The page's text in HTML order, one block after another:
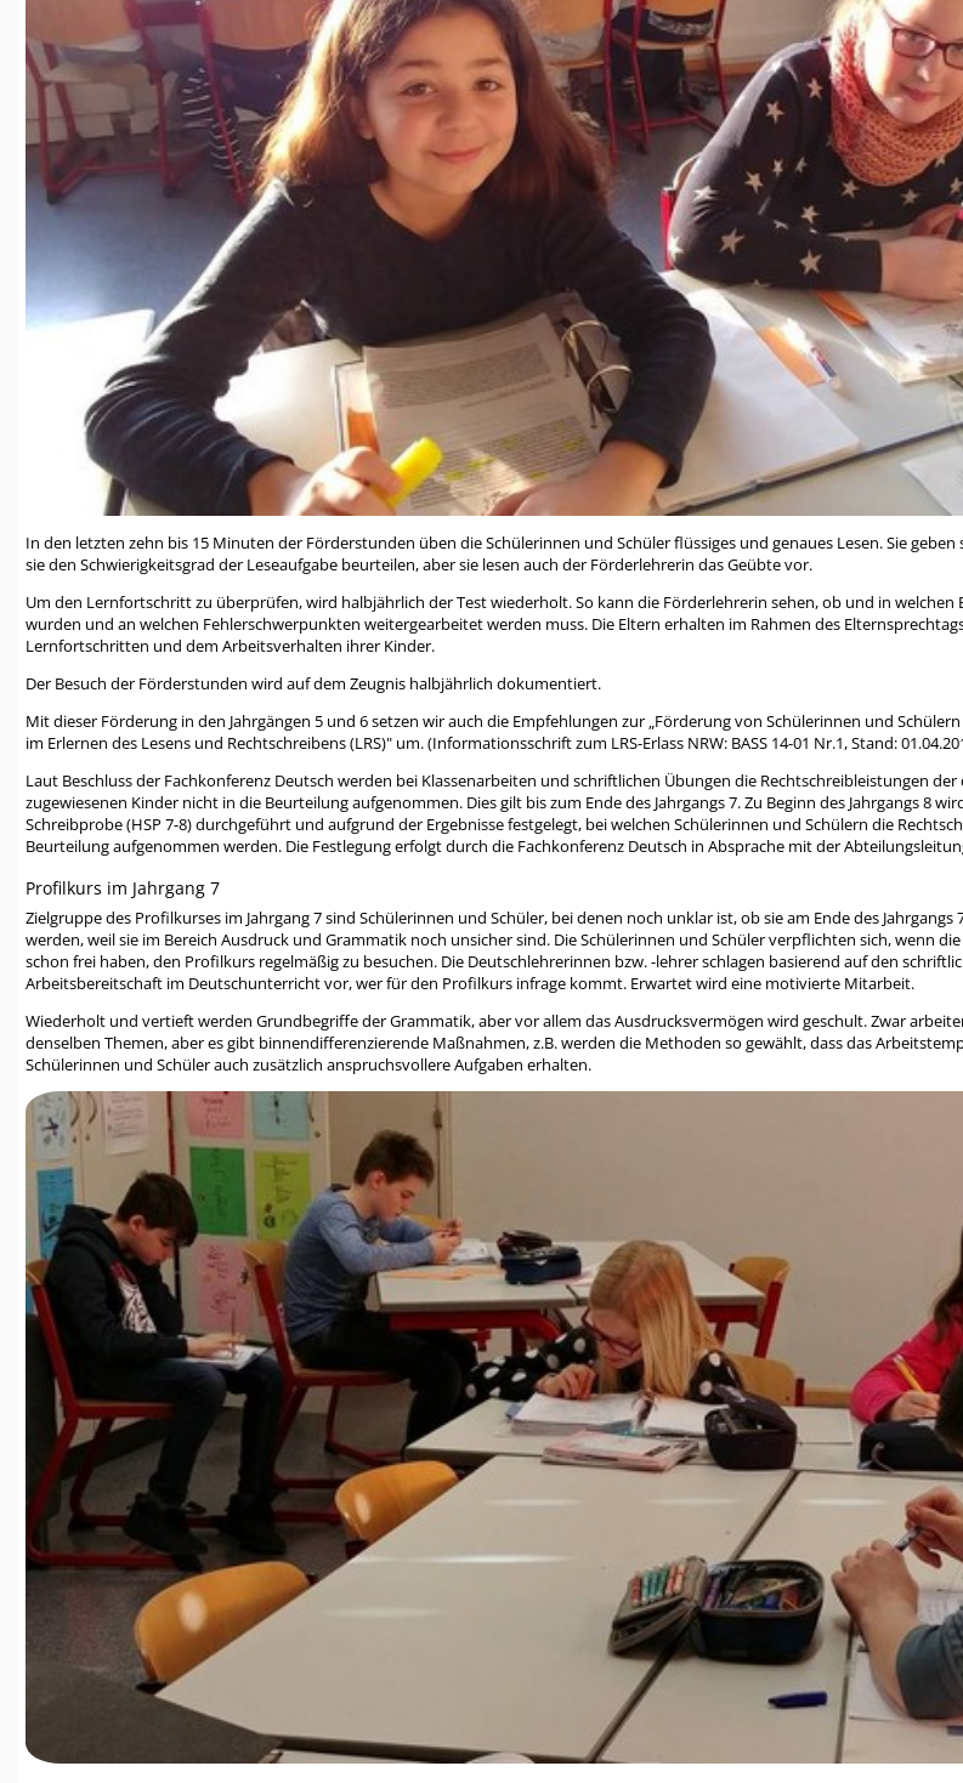
In den letzten zehn bis 15 Minuten der Förderstunden üben die Schülerinnen und Schüler flüssiges und genaues Lesen. Sie geben
sie den Schwierigkeitsgrad der Leseaufgabe beurteilen, aber sie lesen auch der Förderlehrerin das Geübte vor.
Um den Lernfortschritt zu überprüfen, wird halbjährlich der Test wiederholt. So kann die Förderlehrerin sehen, ob und in welchen
wurden und an welchen Fehlerschwerpunkten weitergearbeitet werden muss. Die Eltern erhalten im Rahmen des
Lernfortschritten und dem Arbeitsverhalten ihrer Kinder.
Der Besuch der Förderstunden wird auf dem Zeugnis halbjährlich dokumentiert.
Mit dieser Förderung in den Jahrgängen 5 und 6 setzen wir auch die Empfehlungen zur „Förderung von Schülerinnen und
im Erlernen des Lesens und Rechtschreibens (LRS)" um. (Informationsschrift zum LRS-Erlass NRW: BASS 14-01 Nr.1, Stand:
Laut Beschluss der Fachkonferenz Deutsch werden bei Klassenarbeiten und schriftlichen Übungen die Rechtschreibleistungen
zugewiesenen Kinder nicht in die Beurteilung aufgenommen. Dies gilt bis zum Ende des Jahrgangs 7. Zu Beginn des Jahrgangs 8
Schreibprobe (HSP 7-8) durchgeführt und aufgrund der Ergebnisse festgelegt, bei welchen Schülerinnen und Schülern die
Beurteilung aufgenommen werden. Die Festlegung erfolgt durch die Fachkonferenz Deutsch in Absprache mit der
Profilkurs im Jahrgang 7
Zielgruppe des Profilkurses im Jahrgang 7 sind Schülerinnen und Schüler, bei denen noch unklar ist, ob sie am Ende des Jahrgangs
werden, weil sie im Bereich Ausdruck und Grammatik noch unsicher sind. Die Schülerinnen und Schüler verpflichten sich, wenn
schon frei haben, den Profilkurs regelmäßig zu besuchen. Die Deutschlehrerinnen bzw. -lehrer schlagen basierend auf den
Arbeitsbereitschaft im Deutschunterricht vor, wer für den Profilkurs infrage kommt. Erwartet wird eine motivierte Mitarbeit.
Wiederholt und vertieft werden Grundbegriffe der Grammatik, aber vor allem das Ausdrucksvermögen wird geschult. Zwar
denselben Themen, aber es gibt binnendifferenzierende Maßnahmen, z.B. werden die Methoden so gewählt, dass das
Schülerinnen und Schüler auch zusätzlich anspruchsvollere Aufgaben erhalten.